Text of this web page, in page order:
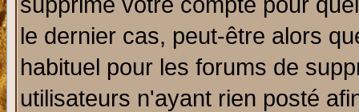
le dernier cas, peut-être alors
habituel pour les forums de
utilisateurs n'ayant rien posté